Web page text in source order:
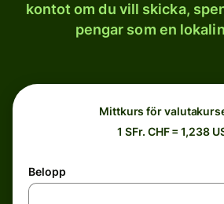
kontot om du vill skicka,
pengar som en
Mittkurs för
1 SFr. CHF = 1,238
Belopp